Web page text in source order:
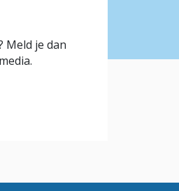
Meld je dan